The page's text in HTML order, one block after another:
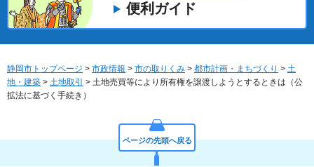
便利ガイド
静岡市トップページ > 市政情報 > 市の取りくみ > 都市計画・まちづくり > 土
地・建築 > 土地取引 > 土地売買等により所有権を譲渡しようとするときは（公
拡法に基づく手続き）
ページの先頭へ戻る